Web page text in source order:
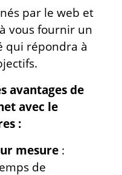
par le web et
vous fournir un
qui répondra à
avantages de
avec le
:
mesure :
de